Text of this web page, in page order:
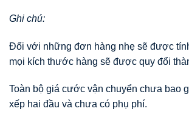
Ghi chú:
Đối với những đơn hàng nhẹ sẽ được
mọi kích thước hàng sẽ được quy đổi
Toàn bộ giá cước vận chuyển chưa bao
xếp hai đầu và chưa có phụ phí.